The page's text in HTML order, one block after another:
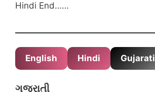
Hindi End……
English Hindi Gujarati
ગુજરાતી